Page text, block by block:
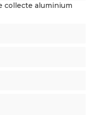
collecte aluminium